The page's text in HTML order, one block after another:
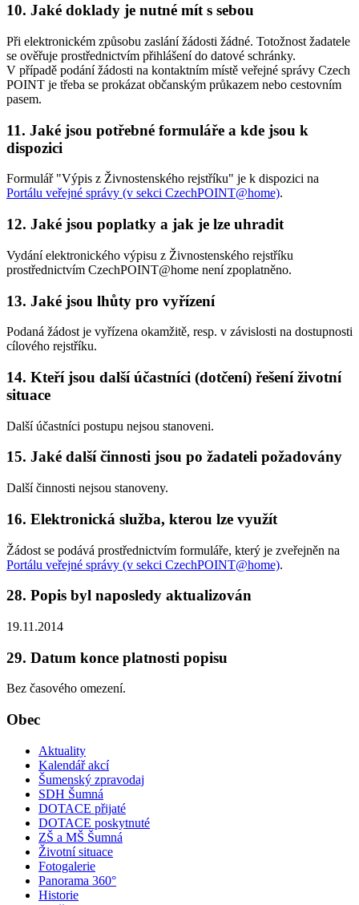
10. Jaké doklady je nutné mít s sebou
Při elektronickém způsobu zaslání žádosti žádné. Totožnost žadatele
se ověřuje prostřednictvím přihlášení do datové schránky.
V případě podání žádosti na kontaktním místě veřejné správy Czech
POINT je třeba se prokázat občanským průkazem nebo cestovním
pasem.
11. Jaké jsou potřebné formuláře a kde jsou k
dispozici
Formulář "Výpis z Živnostenského rejstříku" je k dispozici na
Portálu veřejné správy (v sekci CzechPOINT@home).
12. Jaké jsou poplatky a jak je lze uhradit
Vydání elektronického výpisu z Živnostenského rejstříku
prostřednictvím CzechPOINT@home není zpoplatněno.
13. Jaké jsou lhůty pro vyřízení
Podaná žádost je vyřízena okamžitě, resp. v závislosti na dostupnosti
cílového rejstříku.
14. Kteří jsou další účastníci (dotčení) řešení životní
situace
Další účastníci postupu nejsou stanoveni.
15. Jaké další činnosti jsou po žadateli požadovány
Další činnosti nejsou stanoveny.
16. Elektronická služba, kterou lze využít
Žádost se podává prostřednictvím formuláře, který je zveřejněn na
Portálu veřejné správy (v sekci CzechPOINT@home).
28. Popis byl naposledy aktualizován
19.11.2014
29. Datum konce platnosti popisu
Bez časového omezení.
Obec
Aktuality
Kalendář akcí
Šumenský zpravodaj
SDH Šumná
DOTACE přijaté
DOTACE poskytnuté
ZŠ a MŠ Šumná
Životní situace
Fotogalerie
Panorama 360°
Historie